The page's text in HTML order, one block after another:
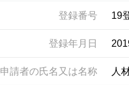
登録番号 19
登録年月日
申請者の氏名又は名称 人